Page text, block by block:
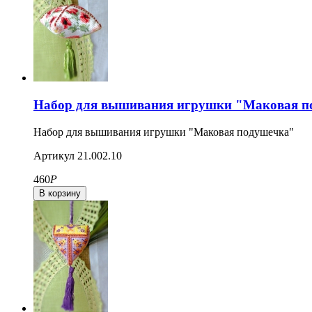
Набор для вышивания игрушки "Маковая
Набор для вышивания игрушки "Маковая подушечка"
Артикул 21.002.10
460Р